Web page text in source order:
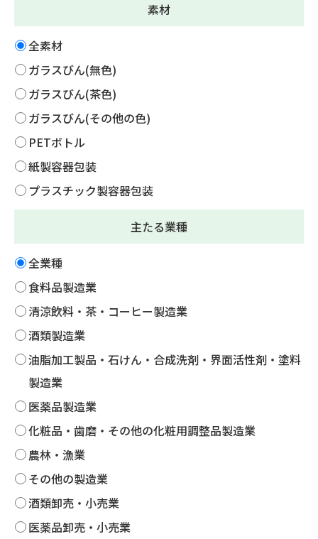
素材
全素材
ガラスびん(無色)
ガラスびん(茶色)
ガラスびん(その他の色)
PETボトル
紙製容器包装
プラスチック製容器包装
主たる業種
全業種
食料品製造業
清涼飲料・茶・コーヒー製造業
酒類製造業
油脂加工製品・石けん・合成洗剤・界面活性剤・塗料
製造業
医薬品製造業
化粧品・歯磨・その他の化粧用調整品製造業
農林・漁業
その他の製造業
酒類卸売・小売業
医薬品卸売・小売業